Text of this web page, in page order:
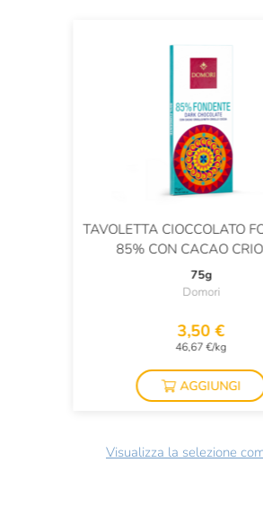
TAVOLETTA CIOCCOLATO
85% CON CACAO
MANDALA
75g
Domori
3,50 €
46,67 €/kg
AGGIUNGI
Visualizza la selezione